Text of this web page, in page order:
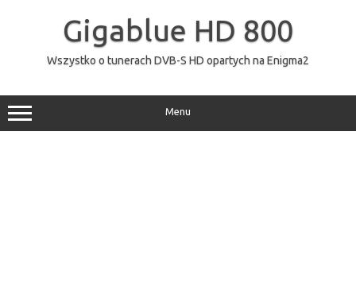
Gigablue HD 800
Wszystko o tunerach DVB-S HD opartych na Enigma2
Menu